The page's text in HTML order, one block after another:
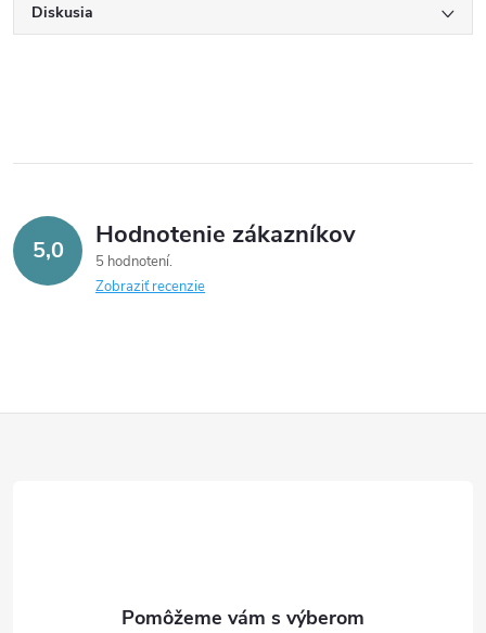
Diskusia
5,0 Hodnotenie zákazníkov
5 hodnotení
Zobraziť recenzie